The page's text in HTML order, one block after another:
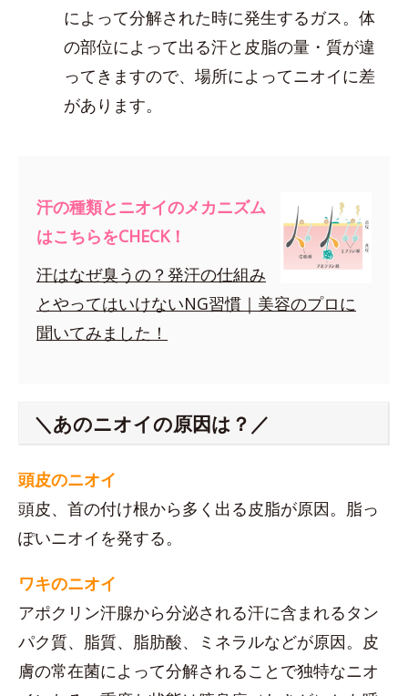
によって分解された時に発生するガス。体
の部位によって出る汗と皮脂の量・質が違
ってきますので、場所によってニオイに差
があります。
汗の種類とニオイのメカニズム
はこちらをCHECK！
汗はなぜ臭うの？発汗の仕組み
とやってはいけないNG習慣｜美容のプロに
聞いてみました！
＼あのニオイの原因は？／
頭皮のニオイ
頭皮、首の付け根から多く出る皮脂が原因。脂っ
ぽいニオイを発する。
ワキのニオイ
アポクリン汗腺から分泌される汗に含まれるタン
パク質、脂質、脂肪酸、ミネラルなどが原因。皮
膚の常在菌によって分解されることで独特なニオ